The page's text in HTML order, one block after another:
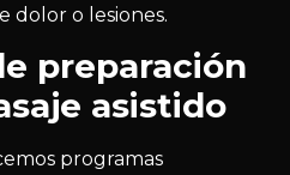
dolor o lesiones.
preparación
asistido
programas